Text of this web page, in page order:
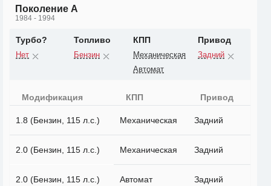
Поколение A
1984 - 1994
Турбо?
Нет
Топливо
Бензин
КПП
Механическая
Автомат
Привод
Задний
Модификация КПП Привод
1.8 (Бензин, 115 л.с.) Механическая Задний
2.0 (Бензин, 115 л.с.) Механическая Задний
2.0 (Бензин, 115 л.с.) Автомат Задний